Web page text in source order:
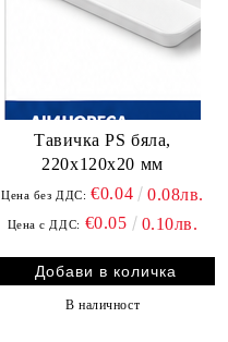
Тавичка PS бяла,
220x120x20 мм
Цена без ДДС: €0.04 0.08лв.
Цена с ДДС: €0.05 0.10лв.
В наличност